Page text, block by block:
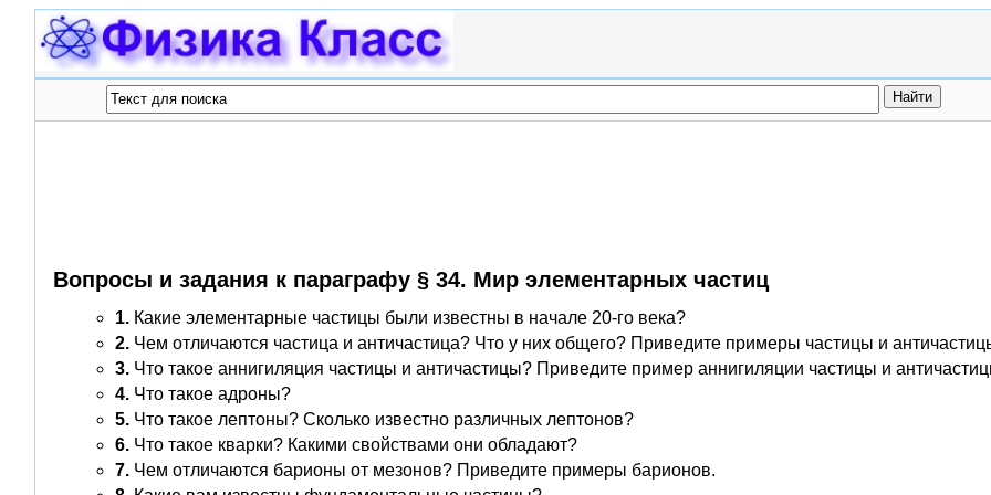
Вопросы и задания к параграфу § 34. Мир элементарных частиц
1. Какие элементарные частицы были известны в начале 20-го века?
2. Чем отличаются частица и античастица? Что у них общего? Приведите примеры частицы и
3. Что такое аннигиляция частицы и античастицы? Приведите пример аннигиляции частицы и
4. Что такое адроны?
5. Что такое лептоны? Сколько известно различных лептонов?
6. Что такое кварки? Какими свойствами они обладают?
7. Чем отличаются барионы от мезонов? Приведите примеры барионов.